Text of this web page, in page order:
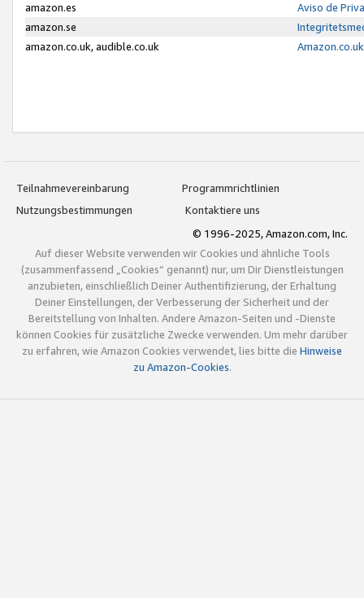
amazon.es
Aviso de
amazon.se
amazon.co.uk, audible.co.uk
Teilnahmevereinbarung
Programmrichtlinien
Nutzungsbestimmungen
Kontaktiere uns
© 1996-2025, Amazon.com, Inc.
Auf dieser Website verwenden wir Cookies und ähnliche Tools
(zusammenfassend „Cookies“ genannt) nur, um Dir Dienstleistungen
anzubieten, einschließlich Deiner Authentifizierung, der Erhaltung
Deiner Einstellungen, der Verbesserung der Sicherheit und der
Bereitstellung von Inhalten. Andere Amazon-Seiten und -Dienste
können Cookies für zusätzliche Zwecke verwenden. Um mehr darüber
zu erfahren, wie Amazon Cookies verwendet, lies bitte die Hinweise
zu Amazon-Cookies.